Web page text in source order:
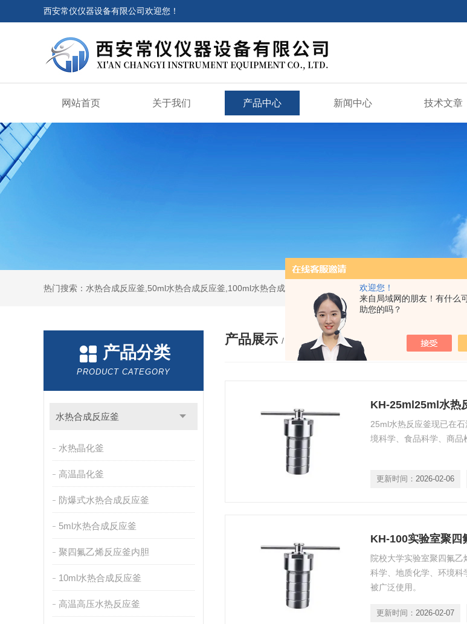
欢迎您！
来自局域网的朋友！有什么
助您的吗？
西安常仪仪器设备有限公司欢迎您！
网站首页 关于我们 产品中心 新闻中心 技术文章
热门搜索：水热合成反应釜,50ml水热合成反应釜,100ml水热合成反应釜,聚四氟乙烯水热合成反应釜,高压消解罐
产品分类
PRODUCT CATEGORY
水热合成反应釜
水热晶化釜
高温晶化釜
防爆式水热合成反应釜
5ml水热合成反应釜
聚四氟乙烯反应釜内胆
10ml水热合成反应釜
高温高压水热反应釜
产品展示 / PRODUCTS
KH-25ml25ml水热
25ml水热反应釜现已在
境科学、食品科学、商品
更新时间： 2026-02-06
KH-100实验室聚四
院校大学实验室聚四氟
科学、地质化学、环境科
被广泛使用。
更新时间： 2026-02-07